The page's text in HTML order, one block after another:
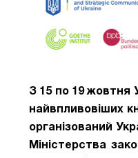
З 15 по 19 жовтня
найвпливовіших
організований
Міністерства